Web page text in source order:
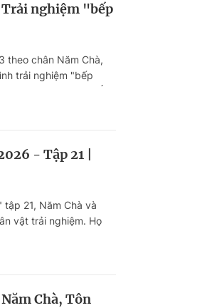
Trải nghiệm "bếp
theo chân Năm Chà,
trải nghiệm "bếp
sắc và ẩm thực Á -
- Tập 21 |
21, Năm Chà và
vật trải nghiệm. Họ
Chà, Tôn